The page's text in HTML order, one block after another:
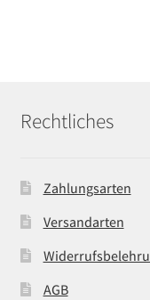
Rechtliches
Zahlungsarten
Versandarten
AGB